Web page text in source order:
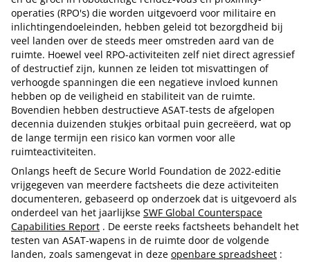
operaties (RPO's) die worden uitgevoerd voor militaire en
inlichtingendoeleinden, hebben geleid tot bezorgdheid bij
veel landen over de steeds meer omstreden aard van de
ruimte. Hoewel veel RPO-activiteiten zelf niet direct agressief
of destructief zijn, kunnen ze leiden tot misvattingen of
verhoogde spanningen die een negatieve invloed kunnen
hebben op de veiligheid en stabiliteit van de ruimte.
Bovendien hebben destructieve ASAT-tests de afgelopen
decennia duizenden stukjes orbitaal puin gecreëerd, wat op
de lange termijn een risico kan vormen voor alle
ruimteactiviteiten.
Onlangs heeft de Secure World Foundation de 2022-editie
vrijgegeven van meerdere factsheets die deze activiteiten
documenteren, gebaseerd op onderzoek dat is uitgevoerd als
onderdeel van het jaarlijkse SWF Global Counterspace
Capabilities Report . De eerste reeks factsheets behandelt het
testen van ASAT-wapens in de ruimte door de volgende
landen, zoals samengevat in deze openbare spreadsheet :